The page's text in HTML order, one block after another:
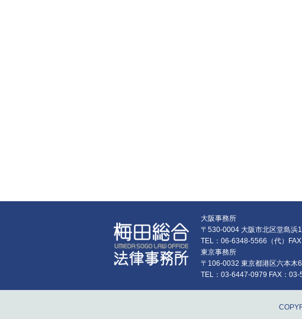
大阪事務所
〒530-0004 大阪市北区堂島浜
TEL：06-6348-5566（代）
東京事務所
〒106-0032 東京都港区六本木
TEL：03-6447-0979 FAX：03-